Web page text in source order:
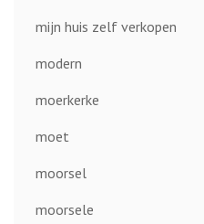
mijn huis zelf verkopen
modern
moerkerke
moet
moorsel
moorsele